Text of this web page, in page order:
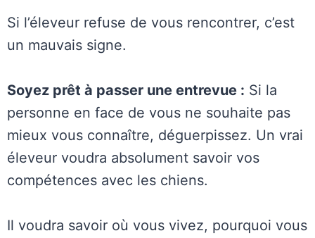
Si l’éleveur refuse de vous rencontrer, c’est
un mauvais signe.
Soyez prêt à passer une entrevue : Si la
personne en face de vous ne souhaite pas
mieux vous connaître, déguerpissez. Un vrai
éleveur voudra absolument savoir vos
compétences avec les chiens.
Il voudra savoir où vous vivez, pourquoi vous